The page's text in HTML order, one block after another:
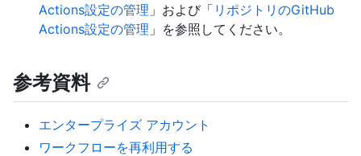
Actions設定の管理 」および「 リポジトリのGitHub
Actions設定の管理 」を参照してください。
参考資料
エンタープライズ アカウント
ワークフローを再利用する